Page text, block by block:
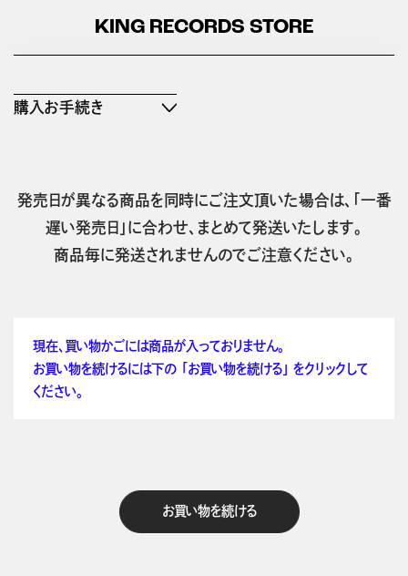
KING RECORDS STORE
購入お手続き
発売日が異なる商品を同時にご注文頂いた場合は、「一番
遅い発売日」に合わせ、まとめて発送いたします。
商品毎に発送されませんのでご注意ください。
現在、買い物かごには商品が入っておりません。
お買い物を続けるには下の 「お買い物を続ける」 をクリックして
ください。
お買い物を続ける